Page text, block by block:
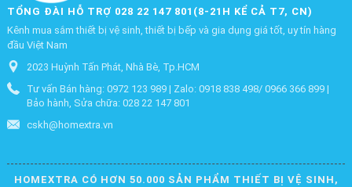
TỔNG ĐÀI HỖ TRỢ 028 22 147 801(8-21H KỂ CẢ T7, CN)
Kênh mua sắm thiết bị vệ sinh, thiết bị bếp và gia dụng giá tốt, uy tín hàng
đầu Việt Nam
2023 Huỳnh Tấn Phát, Nhà Bè, Tp.HCM
Tư vấn Bán hàng: 0972 123 989 | Zalo: 0918 838 498/ 0966 366 899 |
Bảo hành, Sửa chữa: 028 22 147 801
cskh@homextra.vn
HOMEXTRA CÓ HƠN 50.000 SẢN PHẨM THIẾT BỊ VỆ SINH,